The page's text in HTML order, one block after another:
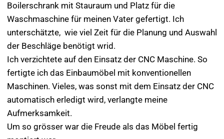
Boilerschrank mit Stauraum und Platz für die
Waschmaschine für meinen Vater gefertigt. Ich
unterschätzte, wie viel Zeit für die Planung und Auswahl
der Beschläge benötigt wrid.
Ich verzichtete auf den Einsatz der CNC Maschine. So
fertigte ich das Einbaumöbel mit konventionellen
Maschinen. Vieles, was sonst mit dem Einsatz der CNC
automatisch erledigt wird, verlangte meine
Aufmerksamkeit.
Um so grösser war die Freude als das Möbel fertig